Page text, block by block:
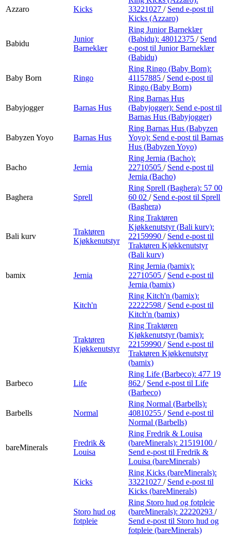
Azzaro Kicks
33221027 / Send e-post til
Kicks (Azzaro)
Babidu
Junior
Barneklær
Ring Junior Barneklær
(Babidu): 48012375 / Send
e-post til Junior Barneklær
(Babidu)
Baby Born Ringo
Ring Ringo (Baby Born):
41157885 / Send e-post til
Ringo (Baby Born)
Babyjogger Barnas Hus
Ring Barnas Hus
(Babyjogger): Send e-post til
Barnas Hus (Babyjogger)
Babyzen Yoyo Barnas Hus
Ring Barnas Hus (Babyzen
Yoyo): Send e-post til Barnas
Hus (Babyzen Yoyo)
Bacho Jernia
Ring Jernia (Bacho):
22710505 / Send e-post til
Jernia (Bacho)
Baghera Sprell
Ring Sprell (Baghera): 57 00
60 02 / Send e-post til Sprell
(Baghera)
Bali kurv
Traktøren
Kjøkkenutstyr
Ring Traktøren
Kjøkkenutstyr (Bali kurv):
22159990 / Send e-post til
Traktøren Kjøkkenutstyr
(Bali kurv)
bamix Jernia
Ring Jernia (bamix):
22710505 / Send e-post til
Jernia (bamix)
Kitch'n
Ring Kitch'n (bamix):
22222598 / Send e-post til
Kitch'n (bamix)
Traktøren
Kjøkkenutstyr
Ring Traktøren
Kjøkkenutstyr (bamix):
22159990 / Send e-post til
Traktøren Kjøkkenutstyr
(bamix)
Barbeco Life
Ring Life (Barbeco): 477 19
862 / Send e-post til Life
(Barbeco)
Barbells Normal
Ring Normal (Barbells):
40810255 / Send e-post til
Normal (Barbells)
bareMinerals
Fredrik &
Louisa
Ring Fredrik & Louisa
(bareMinerals): 21519100 /
Send e-post til Fredrik &
Louisa (bareMinerals)
Kicks
Ring Kicks (bareMinerals):
33221027 / Send e-post til
Kicks (bareMinerals)
Storo hud og
fotpleie
Ring Storo hud og fotpleie
(bareMinerals): 22220293 /
Send e-post til Storo hud og
fotpleie (bareMinerals)